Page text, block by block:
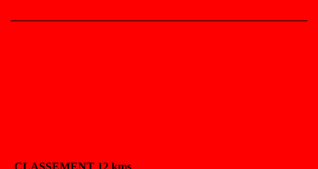
CLASSEMENT 12 kms